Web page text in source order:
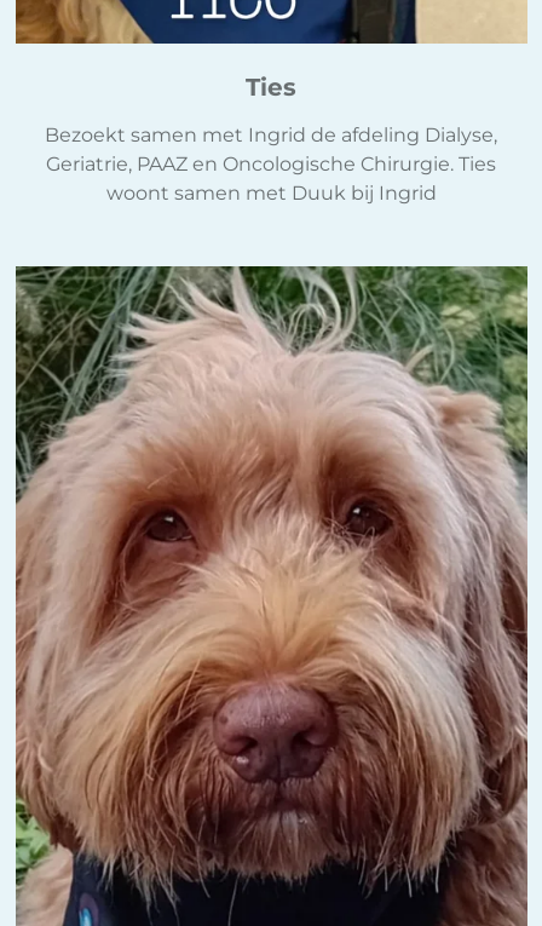
Ties
Bezoekt samen met Ingrid de afdeling Dialyse,
Geriatrie, PAAZ en Oncologische Chirurgie. Ties
woont samen met Duuk bij Ingrid